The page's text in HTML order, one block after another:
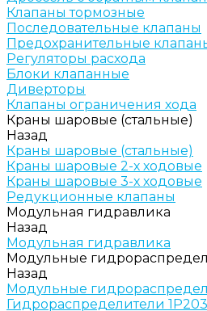
Клапаны тормозные
Последовательные клапаны
Предохранительные
Регуляторы расхода
Блоки клапанные
Диверторы
Клапаны ограничения хода
Краны шаровые (стальные)
Назад
Краны шаровые (стальные)
Краны шаровые 2-х ходовые
Краны шаровые 3-х ходовые
Редукционные клапаны
Модульная гидравлика
Назад
Модульная гидравлика
Модульные
Назад
Модульные
Гидрораспределители